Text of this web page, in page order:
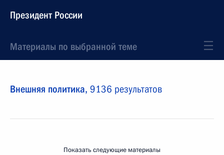
Президент России
Материалы по выбранной теме
Внешняя политика, 9136 результатов
Показать следующие материалы